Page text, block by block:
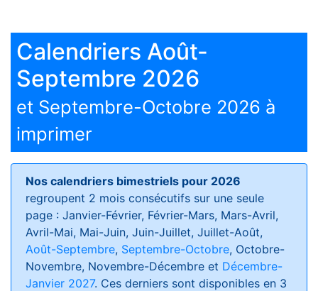
Calendriers Août-
Septembre 2026
et Septembre-Octobre 2026 à
imprimer
Nos calendriers bimestriels pour 2026
regroupent 2 mois consécutifs sur une seule
page : Janvier-Février, Février-Mars, Mars-Avril,
Avril-Mai, Mai-Juin, Juin-Juillet, Juillet-Août,
Août-Septembre, Septembre-Octobre, Octobre-
Novembre, Novembre-Décembre et Décembre-
Janvier 2027. Ces derniers sont disponibles en 3